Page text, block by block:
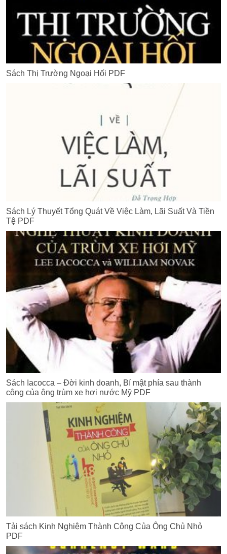
Sách Thị Trường Ngoại Hối PDF
Sách Lý Thuyết Tổng Quát Về Việc Làm, Lãi Suất Và Tiền
Tệ PDF
Sách Iacocca – Đời kinh doanh, Bí mật phía sau thành
công của ông trùm xe hơi nước Mỹ PDF
Tải sách Kinh Nghiệm Thành Công Của Ông Chủ Nhỏ
PDF